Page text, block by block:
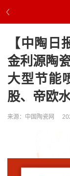
【中陶日
金利源陶
大型节能
股、帝欧
来源：中国陶瓷网